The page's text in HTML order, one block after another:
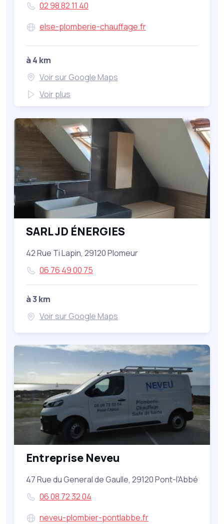
02 98 82 11 40
else-plomberie-chauffage.fr
à 4 km
Voir sur Google Maps
Voir plus
SARL JD ÉNERGIES
42 Rue Ti Lapin, 29120 Plomeur
06 76 49 00 75
à 3 km
Voir sur Google Maps
Entreprise Neveu
47 Rue du General de Gaulle, 29120 Pont-l'Abbé
06 08 72 32 04
neveu-plombier-pontlabbe.fr